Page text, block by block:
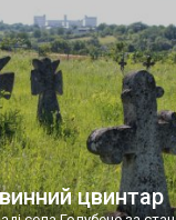
цвинтар